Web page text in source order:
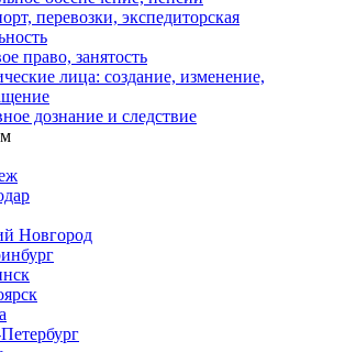
перевозки, экспедиторская
право, занятость
лица: создание, изменение,
дознание и следствие
Новгород